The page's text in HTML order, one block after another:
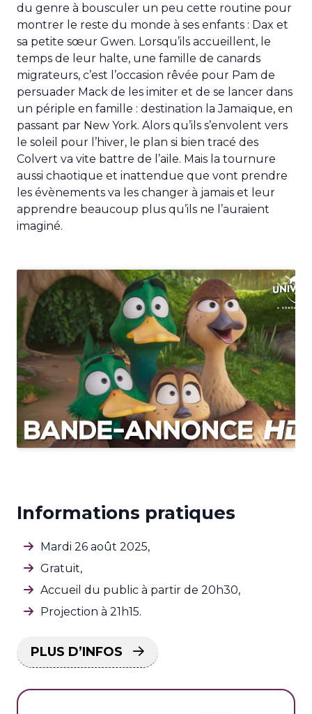
du genre à bousculer un peu cette routine pour
montrer le reste du monde à ses enfants : Dax et
sa petite sœur Gwen. Lorsqu’ils accueillent, le
temps de leur halte, une famille de canards
migrateurs, c’est l’occasion rêvée pour Pam de
persuader Mack de les imiter et de se lancer dans
un périple en famille : destination la Jamaïque, en
passant par New York. Alors qu’ils s’envolent vers
le soleil pour l’hiver, le plan si bien tracé des
Colvert va vite battre de l’aile. Mais la tournure
aussi chaotique et inattendue que vont prendre
les évènements va les changer à jamais et leur
apprendre beaucoup plus qu’ils ne l’auraient
imaginé.
Informations pratiques
Mardi 26 août 2025,
Gratuit,
Accueil du public à partir de 20h30,
Projection à 21h15.
PLUS D’INFOS